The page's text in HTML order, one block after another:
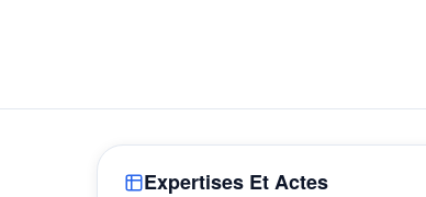
Expertises Et Actes